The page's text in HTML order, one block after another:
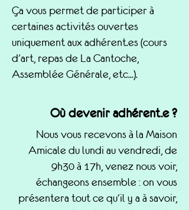
Ça vous permet de participer à
certaines activités ouvertes
uniquement aux adhérent.es (cours
d'art, repas de La Cantoche,
Assemblée Générale, etc...).
Où devenir adhérent.e ?
Nous vous recevons à la Maison
Amicale du lundi au vendredi, de
9h30 à 17h, venez nous voir,
échangeons ensemble : on vous
présentera tout ce qu'il y a à savoir,